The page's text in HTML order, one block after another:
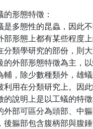
的形態特徵：
是多態性的昆蟲，因此
部形態上都有某些程度上
分類學研究的部份，則
的外部形態特徵為主，
輔，除少數種類外，雄
利用在分類研究上。因
的說明上是以工蟻的特
外部可區分為頭部、中
後軀部包含腹柄部與腹錘